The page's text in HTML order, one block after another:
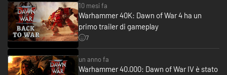
10 mesi fa
Warhammer 40K: Dawn of War 4 ha un
primo trailer di gameplay
7
un anno fa
Warhammer 40.000: Dawn of War IV è stato